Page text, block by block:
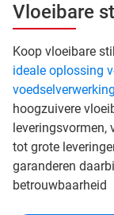
Vloeibare
Koop vloeibare
ideale oplossing
voedselverwerking
hoogzuivere
leveringsvormen,
tot grote
garanderen
betrouwbaarheid